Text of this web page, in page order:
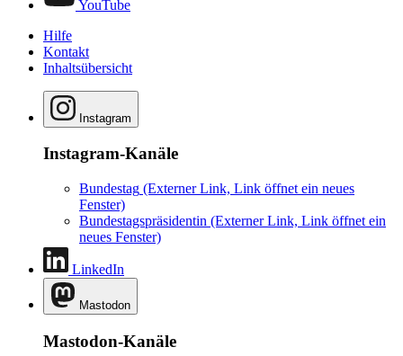
YouTube
Hilfe
Kontakt
Inhaltsübersicht
Instagram
Instagram-Kanäle
Bundestag (Externer Link, Link öffnet ein neues
Fenster)
Bundestagspräsidentin (Externer Link, Link öffnet ein
neues Fenster)
LinkedIn
Mastodon
Mastodon-Kanäle